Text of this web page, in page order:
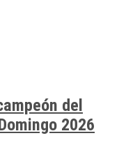
del
2026